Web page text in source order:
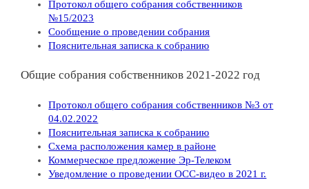
Протокол общего собрания собственников
№15/2023
Сообщение о проведении собрания
Пояснительная записка к собранию
Общие собрания собственников 2021-2022 год
Протокол общего собрания собственников №3 от
04.02.2022
Пояснительная записка к собранию
Схема расположения камер в районе
Коммерческое предложение Эр-Телеком
Уведомление о проведении ОСС-видео в 2021 г.